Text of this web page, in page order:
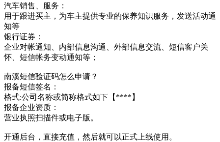
汽车销售、服务：
用于跟进买主，为车主提供专业的保养知识服务，发送活动通
知等
银行证券：
企业对帐通知、内部信息沟通、外部信息交流、短信客户关
怀、短信帐务变动通知等；
南溪短信验证码怎么申请？
报备短信签名：
格式:公司名称或简称格式如下【****】
报备企业资质：
营业执照扫描件或电子版。
开通后台，直接充值，然后就可以正式上线使用。